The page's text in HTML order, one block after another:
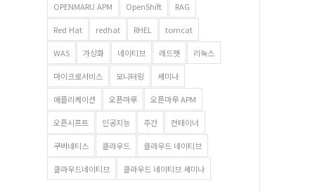
OPENMARU APM OpenShift RAG
Red Hat redhat RHEL tomcat
WAS 가상화 네이티브 레드햇 리눅스
마이크로서비스 모니터링 세미나
애플리케이션 오픈마루 오픈마루 APM
오픈시프트 인공지능 주간 컨테이너
쿠버네티스 클라우드 클라우드 네이티브
클라우드네이티브 클라우드 네이티브 세미나